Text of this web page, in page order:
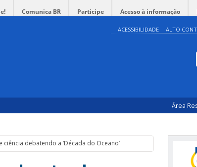
Comunica BR Participe Acesso à informação
ACESSIBILIDADE ALTO
Área
debatendo a ‘Década do Oceano’